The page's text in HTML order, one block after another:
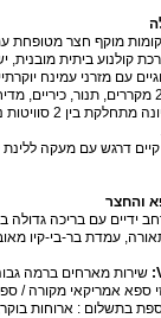
עם מזרני עמינח
הקומה
והחצר
ידיים עם בריכה גדולה
עמדת בר-בי-קיו
שירות מארחים ברמה
ספא אמריקאי מקורה /
בתשלום : ארוחות בוקר,